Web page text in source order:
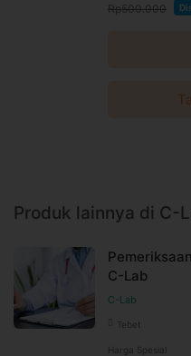
Rp500.000
Produk lainnya di C-
C-Lab
C-Lab
Tebet
Harga Spesial